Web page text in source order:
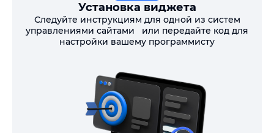
Установка виджета
Следуйте инструкциям для одной из систем
управлениями сайтами или передайте код для
настройки вашему программисту